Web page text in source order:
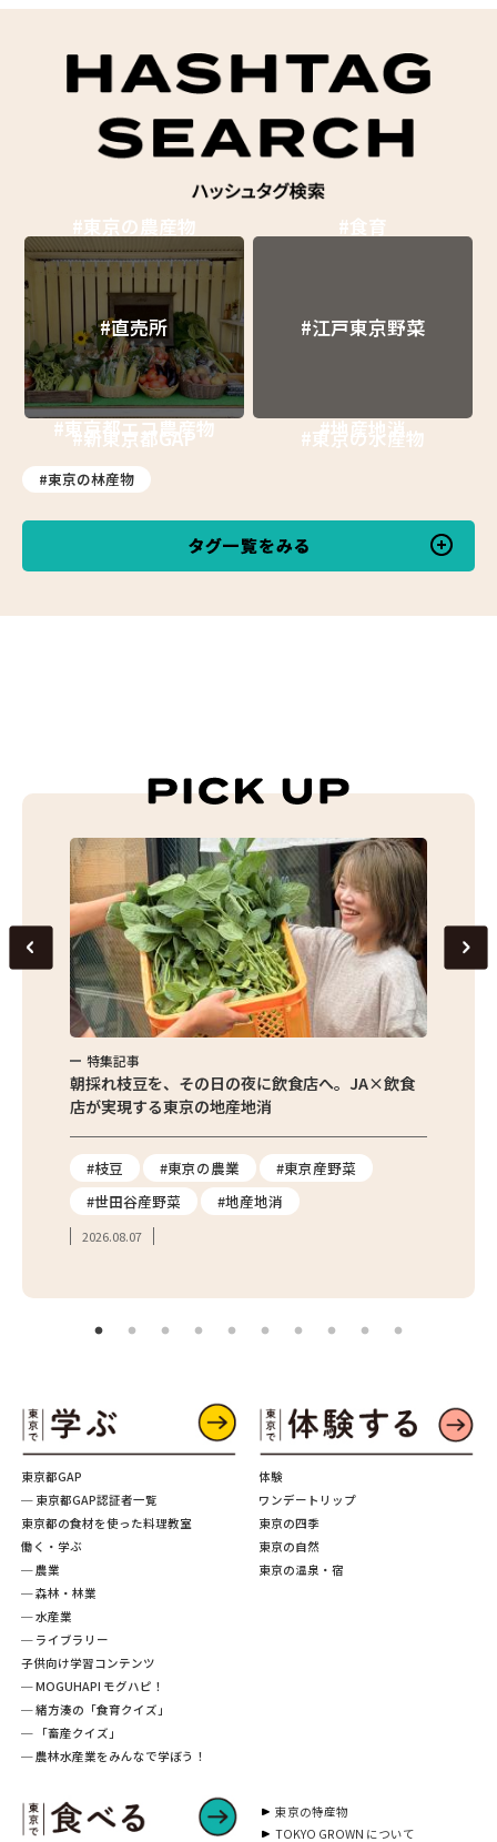
#東京の農産物 #食育
#直売所 #江戸東京野菜
#東京都エコ農産物 #地産地消
#新東京都GAP #東京の水産物
#東京の林産物
特集記事
朝採れ枝豆を、その日の夜に飲食店へ。JA×飲食
店が実現する東京の地産地消
#枝豆 #東京の農業
#東京産野菜
#世田谷産野菜
#地産地消
2026.08.07
東京都GAP
─ 東京都GAP認証者一覧
東京都の食材を使った料理教室
働く・学ぶ
─ 農業
─ 森林・林業
─ 水産業
─ ライブラリー
子供向け学習コンテンツ
─ MOGUHAPI モグハピ！
─ 緒方湊の「食育クイズ」
─ 「畜産クイズ」
─ 農林水産業をみんなで学ぼう！
体験
ワンデートリップ
東京の四季
東京の自然
東京の温泉・宿
東京の特産物
TOKYO GROWN について